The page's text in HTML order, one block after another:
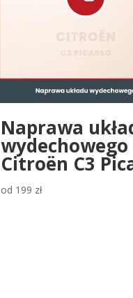
Naprawa
wydechowego
Citroën C3
od 199 zł